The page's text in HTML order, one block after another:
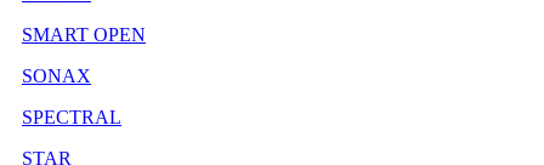
SMART OPEN
SONAX
SPECTRAL
STAR